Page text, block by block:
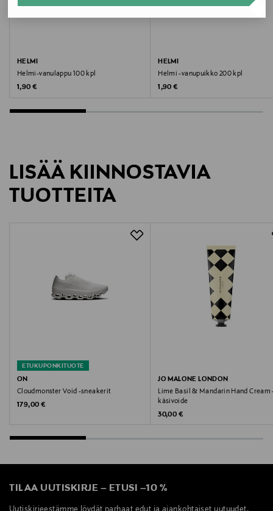
Linnoitustie 2 A, 02600 Espoo, Finland
kuluttajapalvelu@transmeri.fi
HELMI
Helmi-vanulappu 100 kpl
Original Price
1,90 €
HELMI
Helmi -vanupuikko 200 kpl
Original Price
1,90 €
LISÄÄ KIINNOSTAVIA
TUOTTEITA
ETUKUPONKITUOTE
ON
Cloudmonster Void -sneakerit
Original Price
179,00 €
JO MALONE LONDON
Lime Basil & Mandarin Hand Cream
käsivoide
Original Price
30,00 €
TILAA UUTISKIRJE – ETUSI –10 %